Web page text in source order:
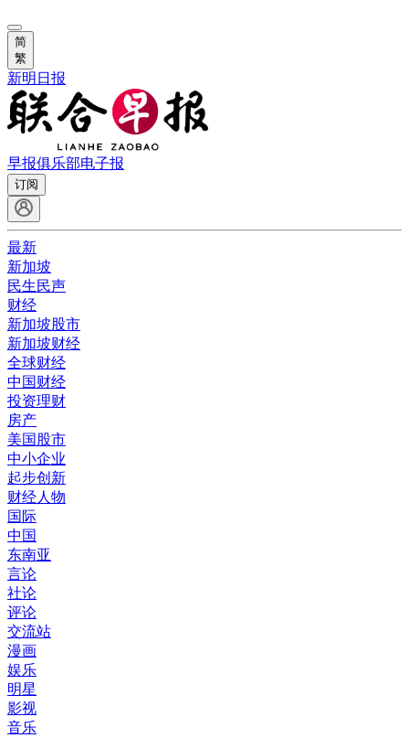
简
繁
新明日报
早报俱乐部电子报
订阅
最新
新加坡
民生民声
财经
新加坡股市
新加坡财经
全球财经
中国财经
投资理财
房产
美国股市
中小企业
起步创新
财经人物
国际
中国
东南亚
言论
社论
评论
交流站
漫画
娱乐
明星
影视
音乐